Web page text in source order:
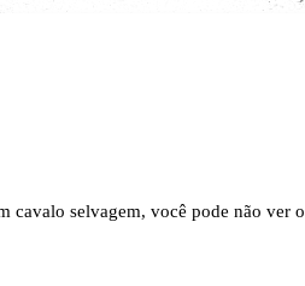
cavalo selvagem, você pode não ver o